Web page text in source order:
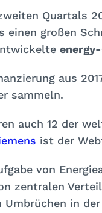
Quartals
großen
aus
sammeln.
auch 12 der
ist der
von
zentralen
Umbrüchen in